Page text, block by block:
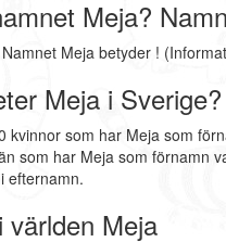
Meja?
Meja betyder !
Meja i Sverige?
kvinnor som har Meja som
som har Meja som förnamn
efternamn.
världen Meja